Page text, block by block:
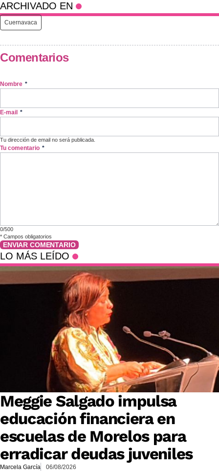
ARCHIVADO EN
Cuernavaca
Comentarios
Nombre *
E-mail *
Tu dirección de email no será publicada.
Tu comentario *
0/500
* Campos obligatorios
ENVIAR COMENTARIO
LO MÁS LEÍDO
Meggie Salgado impulsa
educación financiera en
escuelas de Morelos para
erradicar deudas juveniles
Marcela García 06/08/2026